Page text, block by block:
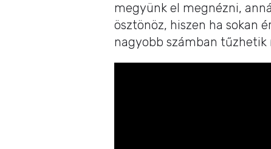
megyünk el megnézni,
ösztönöz, hiszen ha sokan
nagyobb számban tűzhetik